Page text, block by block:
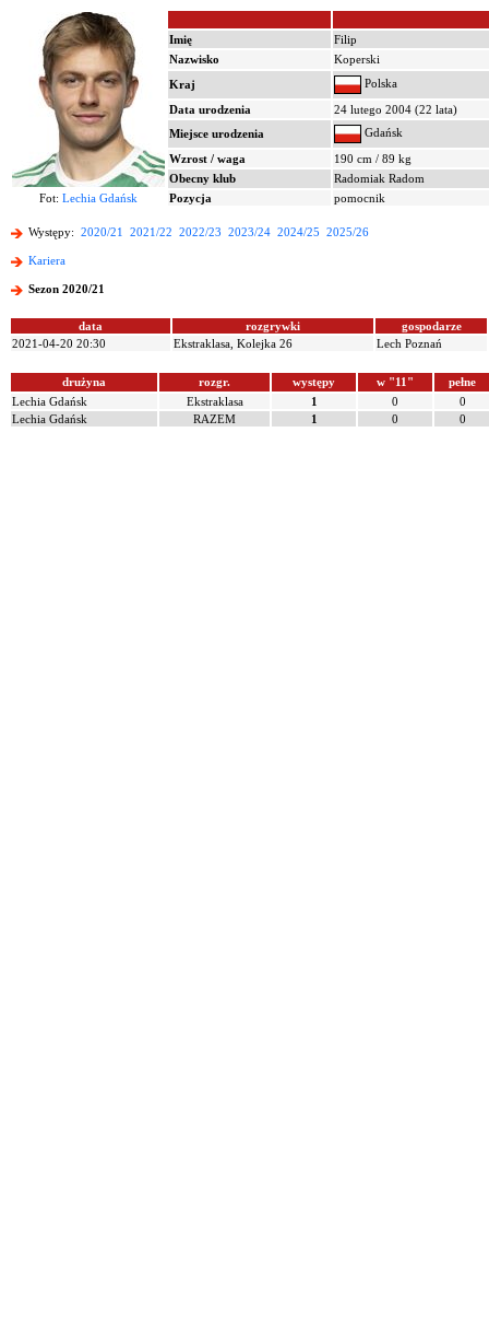
Imię
Filip
Nazwisko
Koperski
Kraj
Polska
Data urodzenia
24 lutego 2004 (22 lata)
Miejsce urodzenia
Gdańsk
Wzrost / waga
190 cm / 89 kg
Obecny klub
Radomiak Radom
Fot: Lechia Gdańsk Pozycja pomocnik
Występy: 2020/21 2021/22 2022/23 2023/24 2024/25 2025/26
Kariera
Sezon 2020/21
data rozgrywki
gospodarze
2021-04-20 20:30
Ekstraklasa, Kolejka 26 Lech Poznań
drużyna rozgr. występy w "11"
pełne
Lechia Gdańsk
Ekstraklasa 1 0
0
Lechia Gdańsk
RAZEM 1 0 0